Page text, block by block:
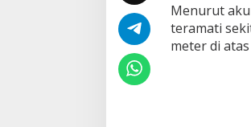
Menurut
teramati
meter di